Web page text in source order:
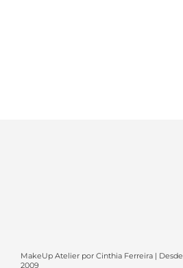
MakeUp Atelier por Cinthia Ferreira | Desde
2009